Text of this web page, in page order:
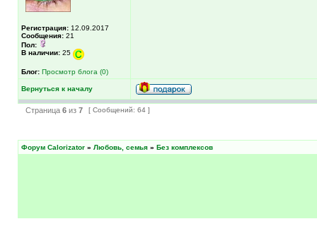
Регистрация: 12.09.2017
Сообщения: 21
Пол:
В наличии: 25
Блог: Просмотр блога (0)
Вернуться к началу
Страница 6 из 7 [ Сообщений: 64 ]
Форум Calorizator » Любовь, семья » Без комплексов